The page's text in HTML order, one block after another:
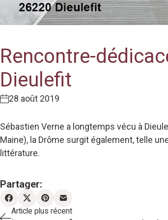
Rencontre-
Dieulefit
28 août 2019
Sébastien Verne a longtemps vécu à
Maine), la Drôme surgit également, telle
littérature.
Partager:
Article plus récent